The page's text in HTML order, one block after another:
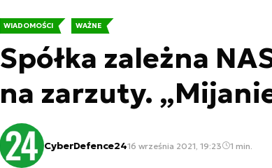
WIADOMOŚCI WAŻNE
Spółka zależna
na zarzuty.
CyberDefence2416 września 2021, 19:23 1 min.